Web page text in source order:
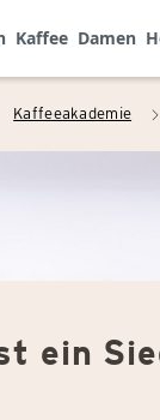
Kaffee Damen
Kaffeeakademie arrow_right
ein